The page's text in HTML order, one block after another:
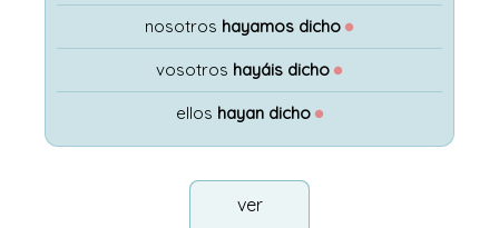
nosotros hayamos dicho ●
vosotros hayáis dicho ●
ellos hayan dicho ●
ver